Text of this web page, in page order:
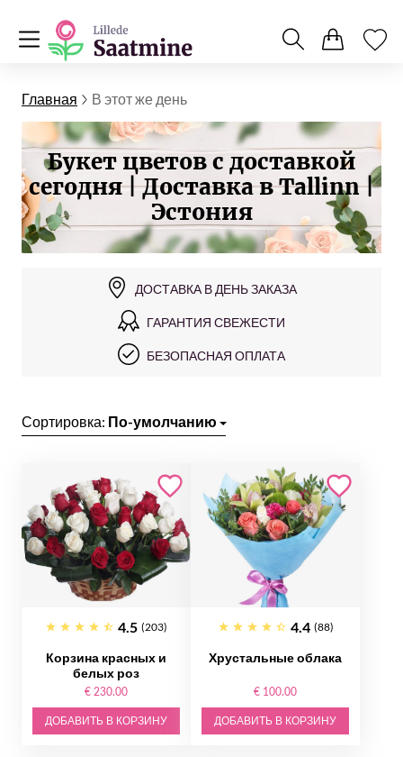
Главная В этот же день
Букет цветов с доставкой
сегодня | Доставка в Tallinn |
Эстония
ДОСТАВКА В ДЕНЬ ЗАКАЗА
ГАРАНТИЯ СВЕЖЕСТИ
БЕЗОПАСНАЯ ОПЛАТА
Сортировка: По-умолчанию
4.5 (203)
Корзина красных и
белых роз
€ 230.00
ДОБАВИТЬ В КОРЗИНУ
4.4 (88)
Хрустальные облака
€ 100.00
ДОБАВИТЬ В КОРЗИНУ